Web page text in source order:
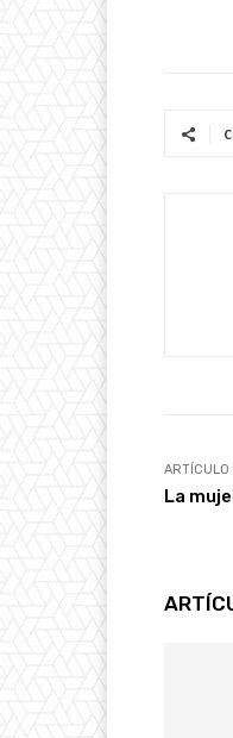
ARTÍCULO
La